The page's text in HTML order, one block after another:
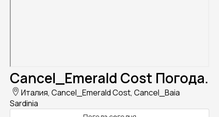
Cancel_Emerald Cost Погода.
Италия, Cancel_Emerald Cost, Cancel_Baia
Sardinia